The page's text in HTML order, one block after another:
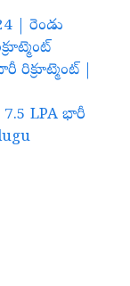
| రెండు
|
LPA భారీ